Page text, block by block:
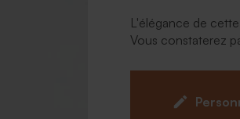
L'élégance de
Vous constaterez
On aime le détail
Ornée de son plus
votre texte